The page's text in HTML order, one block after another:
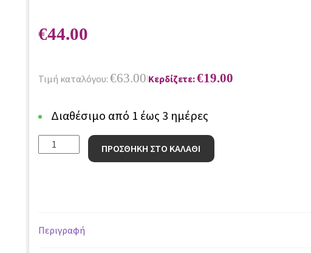
€44.00
Τιμή καταλόγου: €63.00|Κερδίζετε:€19.00
Διαθέσιμο από 1 έως 3 ημέρες
Χαλί
Gloria
120
ΠΡΟΣΘΗΚΗ ΣΤΟ ΚΑΛΑΘΙ
Περιγραφή